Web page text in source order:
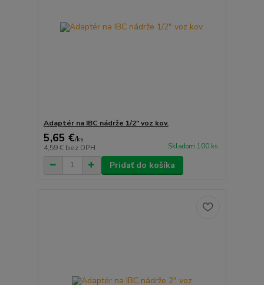
Adaptér na IBC nádrže 1/2" voz kov.
5,65 €/ks
4,59 € bez DPH Skladom 100 ks
Pridať do košíka